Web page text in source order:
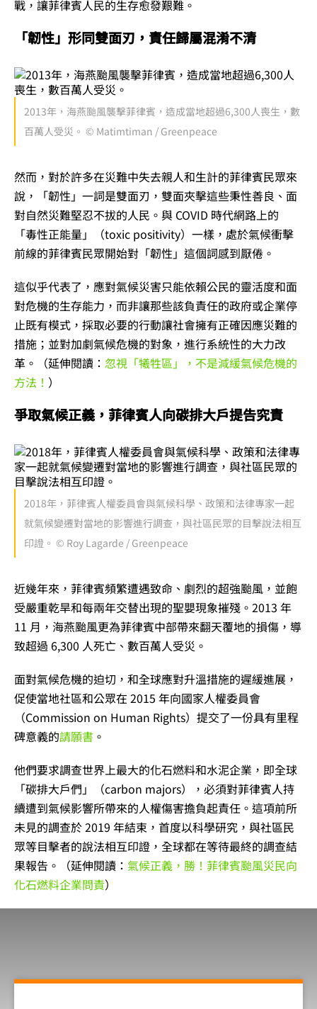
戰，讓菲律賓人民的生存愈發艱難。
「韌性」形同雙面刃，責任歸屬混淆不清
2013年，海燕颱風襲擊菲律賓，造成當地超過6,300人喪生，數
百萬人受災。 © Matimtiman / Greenpeace
然而，對於許多在災難中失去親人和生計的菲律賓民眾來
說，
「韌性 」 一詞是雙面刃，雙面夾擊這些秉性善良、面
對自然災難堅忍不拔的人民。與 COVID 時代網路上的
「毒性正能量」（toxic positivity） 一樣，處於氣候衝擊
前線的菲律賓民眾開始對 「韌性 」 這個詞感到厭倦。
這似乎代表了，應對氣候災害只能依賴公民的靈活度和面
對危機的生存能力，而非讓那些該負責任的政府或企業停
止既有模式，採取必要的行動讓社會擁有正確因應災難的
措施；並對加劇氣候危機的對象，進行系統性的大力改
革。（延伸閱讀： 忽視「犧牲區」，不是減緩氣候危機的
方法！ ）
爭取氣候正義，菲律賓人向碳排大戶提告究責
2018年，菲律賓人權委員會與氣候科學、政策和法律專家一起
就氣候變遷對當地的影響進行調查，與社區民眾的目擊說法相互
印證。 © Roy Lagarde / Greenpeace
近幾年來，菲律賓頻繁遭遇致命、劇烈的超強颱風，並飽
受嚴重乾旱和每兩年交替出現的聖嬰現象摧殘。2013 年
11 月，海燕颱風更為菲律賓中部帶來翻天覆地的損傷，導
致超過 6,300 人死亡、數百萬人受災。
面對氣候危機的迫切，和全球應對升溫措施的遲緩進展，
促使當地社區和公眾在 2015 年向國家人權委員會
（Commission on Human Rights）提交了一份具有里程
碑意義的請願書 。
他們要求調查世界上最大的化石燃料和水泥企業，即全球
「碳排大戶們」（carbon majors），必須對菲律賓人持
續遭到氣候影響所帶來的人權傷害擔負起責任。這項前所
未見的調查於 2019 年結束，首度以科學研究，與社區民
眾等目擊者的說法相互印證，全球都在等待最終的調查結
果報告。（延伸閱讀： 氣候正義，勝！菲律賓颱風災民向
化石燃料企業問責）